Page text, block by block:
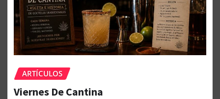
ARTÍCULOS
Viernes De Cantina